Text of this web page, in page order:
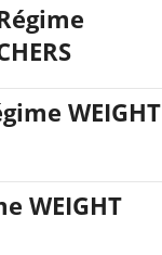
WEIGHT
WEIGHT